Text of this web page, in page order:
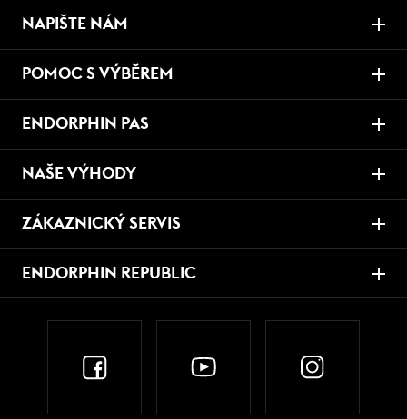
NAPIŠTE NÁM
POMOC S VÝBĚREM
ENDORPHIN PAS
NAŠE VÝHODY
ZÁKAZNICKÝ SERVIS
ENDORPHIN REPUBLIC